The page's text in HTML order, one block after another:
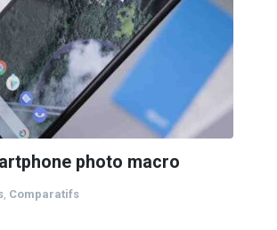
photo macro
Comparatifs